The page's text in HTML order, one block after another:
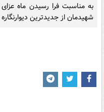
به مناسبت فرا رسیدن ماه
شهیدمان از جدیدترین